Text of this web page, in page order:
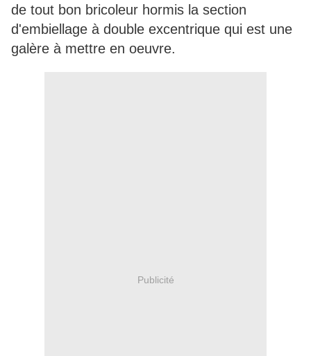
de tout bon bricoleur hormis la section
d'embiellage à double excentrique qui est une
galère à mettre en oeuvre.
Publicité